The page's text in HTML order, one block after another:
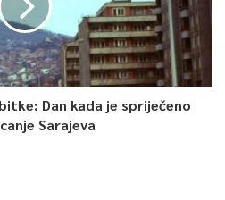
Dan kada je spriječeno
Sarajeva